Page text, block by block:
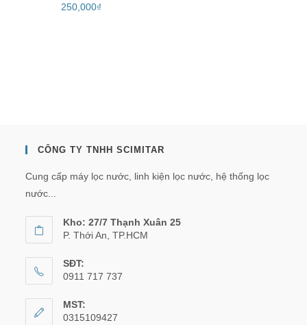
250,000₫
CÔNG TY TNHH SCIMITAR
Cung cấp máy lọc nước, linh kiện lọc nước, hệ thống lọc
nước...
Kho: 27/7 Thạnh Xuân 25
P. Thới An, TP.HCM
SĐT:
0911 717 737
MST:
0315109427